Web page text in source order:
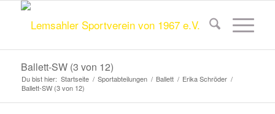
Ballett-SW (3 von 12)
Du bist hier: Startseite / Sportabteilungen / Ballett / Erika Schröder /
Ballett-SW (3 von 12)